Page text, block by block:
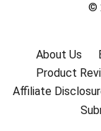
©
About Us
Product
Affiliate